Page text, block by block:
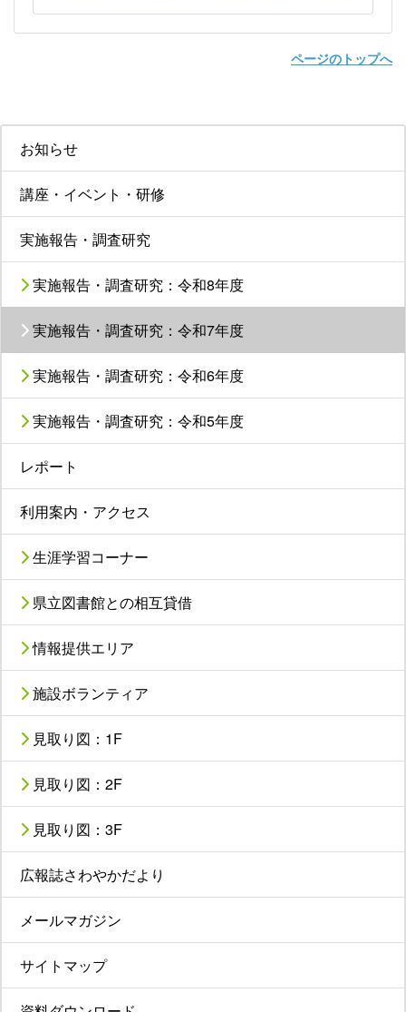
お知らせ
講座・イベント・研修
実施報告・調査研究
実施報告・調査研究：令和8年度
実施報告・調査研究：令和7年度
実施報告・調査研究：令和6年度
実施報告・調査研究：令和5年度
レポート
利用案内・アクセス
生涯学習コーナー
県立図書館との相互貸借
情報提供エリア
施設ボランティア
見取り図：1F
見取り図：2F
見取り図：3F
広報誌さわやかだより
メールマガジン
サイトマップ
ページのトップへ